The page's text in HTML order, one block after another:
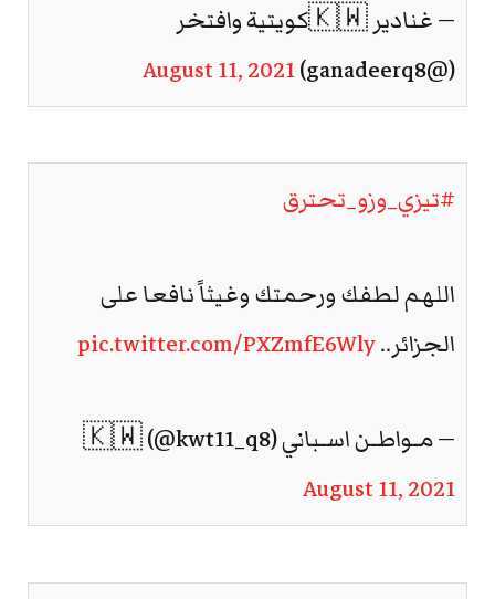
— غنادير 🇰🇼كويتية وافتخر
(@ganadeerq8)
August 11, 2021
#تيزي_وزو_تحترق
اللهم لطفك ورحمتك وغيثاً نافعا على
الجزائر..pic.twitter.com/PXZmfE6Wly
— مـواطـن اسـباني 🇰🇼 (@kwt11_q8)
August 11, 2021